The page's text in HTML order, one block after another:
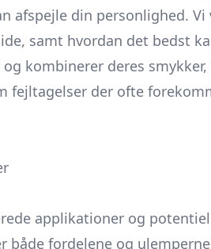
afspejle din personlighed.
samt hvordan det bedst
kombinerer deres
fejltagelser der ofte
applikationer og
fordelene og